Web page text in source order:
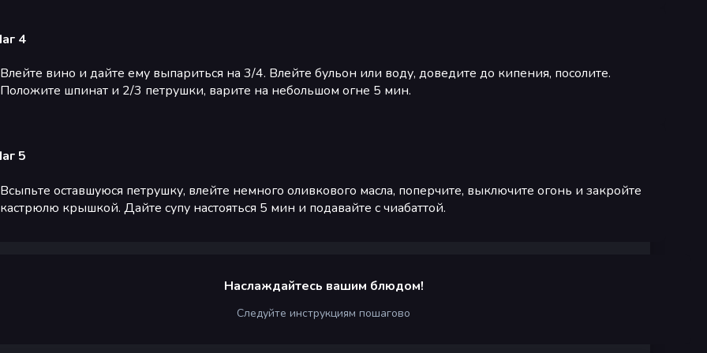
4
Влейте вино и дайте ему выпариться на 3/4. Влейте бульон или воду, доведите до кипения, посолите.
Положите шпинат и 2/3 петрушки, варите на небольшом огне 5 мин.
5
Всыпьте оставшуюся петрушку, влейте немного оливкового масла, поперчите, выключите огонь и закройте
кастрюлю крышкой. Дайте супу настояться 5 мин и подавайте с чиабаттой.
Наслаждайтесь вашим блюдом!
Следуйте инструкциям пошагово